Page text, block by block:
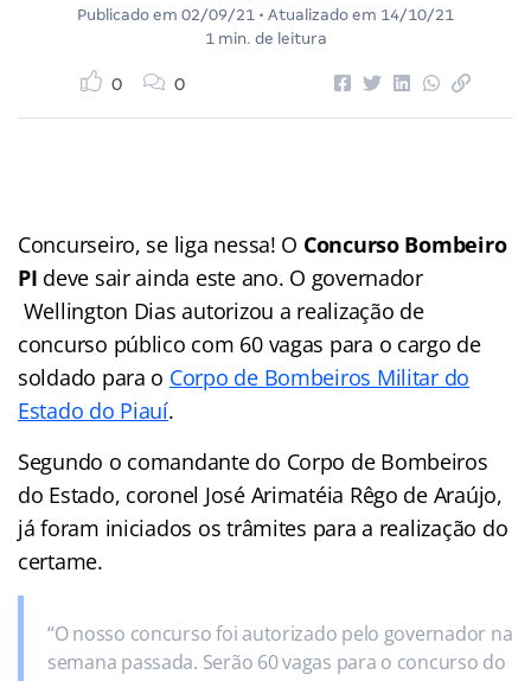
Publicado em 02/09/21 • Atualizado em 14/10/21
1 min. de leitura
0 0
Concurseiro, se liga nessa! O Concurso Bombeiro
PI deve sair ainda este ano. O governador
Wellington Dias autorizou a realização de
concurso público com 60 vagas para o cargo de
soldado para o Corpo de Bombeiros Militar do
Estado do Piauí.
Segundo o comandante do Corpo de Bombeiros
do Estado, coronel José Arimatéia Rêgo de Araújo,
já foram iniciados os trâmites para a realização do
certame.
“O nosso concurso foi autorizado pelo governador na
semana passada. Serão 60 vagas para o concurso do